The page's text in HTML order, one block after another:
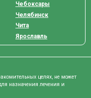
Чебоксары
Челябинск
Чита
Ярославль
целях, не может
назначения лечения и